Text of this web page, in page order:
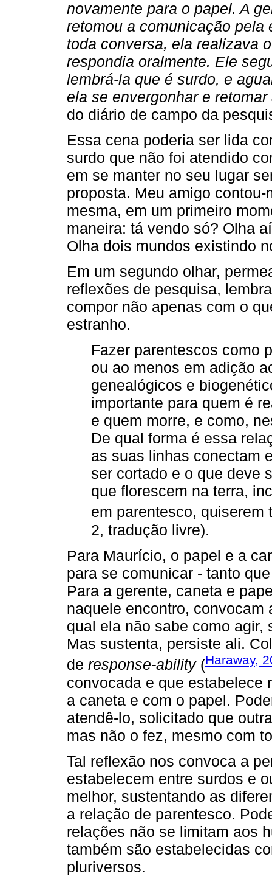
novamente para o papel. A
retomou a comunicação pela
toda conversa, ela realizava
respondia oralmente. Ele
lembrá-la que é surdo, e
ela se envergonhar e
do diário de campo da
Essa cena poderia ser lida
surdo que não foi atendido
em se manter no seu lugar
proposta. Meu amigo
mesma, em um primeiro
maneira: tá vendo só? Olha
Olha dois mundos existindo
Em um segundo olhar,
reflexões de pesquisa,
compor não apenas com o
estranho.
Fazer parentescos como
ou ao menos em adição
genealógicos e
importante para quem é
e quem morre, e como,
De qual forma é essa
as suas linhas conectam
ser cortado e o que deve
que florescem na terra,
em parentesco, quiserem
2, tradução livre).
Para Maurício, o papel e a
para se comunicar - tanto
Para a gerente, caneta e
naquele encontro, convocam
qual ela não sabe como agir,
Mas sustenta, persiste ali.
de response-ability(Haraway,
convocada e que estabelece
a caneta e com o papel.
atendê-lo, solicitado que
mas não o fez, mesmo com
Tal reflexão nos convoca a
estabelecem entre surdos e
melhor, sustentando as
a relação de parentesco.
relações não se limitam aos
também são estabelecidas
pluriversos.